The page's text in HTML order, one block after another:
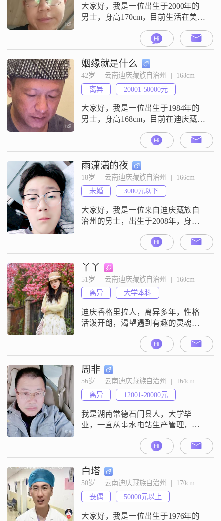
在生活中，
大家好，我是一位出生于2000年的
男士，身高170cm，目前生活在美丽
的迪庆藏族自治州##3002##我拥有
大专学历，月收入在5001到8000元
之间##3002##在我的性格特点方
面，我自认为幽默风趣，能够在生
活中带来不少欢笑；稳重可靠是我
的做事原则，我会认真对待生活中
的每一件事；理性冷静帮助我在面
对问题时能够做出明
姻缘就是什么
42岁  |  云南迪庆藏族自治州  |  168cm
离异
20001-50000元
大家好，我是一位出生于1984年的
男士，身高168cm，目前在迪庆藏族
12001到20000元之间，拥有大学本
科学历##3002##我觉得自己是一个
幽默风趣的人，喜欢在生活中找乐
趣，也善于用幽默的方式与人交
流，让气氛变得轻松愉快##3002##
我性格自信果断，做事情有决断
力，不拖泥
雨潇潇的夜
18岁  |  云南迪庆藏族自治州  |  166cm
未婚
3000元以下
大家好，我是一位来自迪庆藏族自
治州的男士，出生于2008年，身高
下，学历为高中及以下。我热爱生
活，特别喜欢有小动物陪伴的日
子，这让我感到无比的温馨和满
足。我非常注重个人形象，认为这
是对他人的一种尊重，也是自我呈
现的一部分。我追求的是精神上的
富足，喜欢在闲暇时读书、思考，
寻找内心的
丫丫
51岁  |  云南迪庆藏族自治州  |  160cm
离异
大学本科
迪庆香格里拉人，离异多年，性格
活泼开朗，渴望遇到有趣的灵魂共
周非
56岁  |  云南迪庆藏族自治州  |  164cm
离异
12001-20000元
我是湖南常德石门县人，大学毕
业，一直从事水电站生产管理，现
公司高管，年收入30多万元。希望
找一个性格温和，心地善良，懂得
感恩的人共度余生
白塔
50岁  |  云南迪庆藏族自治州  |  170cm
丧偶
50000元以上
大家好，我是一位出生于1976年的